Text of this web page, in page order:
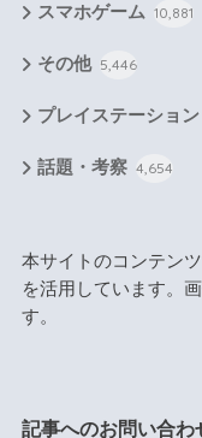
スマホゲーム 10,881
その他 5,446
プレイステーション
話題・考察 4,654
本サイトのコンテン
を活用しています。
す。
記事へのお問い合わ